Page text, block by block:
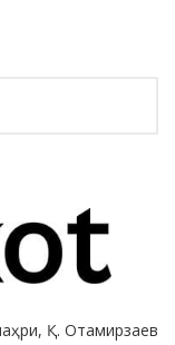
Қ. Отамирзаев